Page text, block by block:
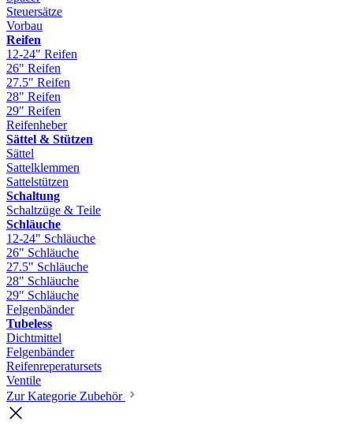
Steuersätze
Vorbau
Reifen
12-24" Reifen
26" Reifen
27.5" Reifen
28" Reifen
29" Reifen
Reifenheber
Sättel & Stützen
Sättel
Sattelklemmen
Sattelstützen
Schaltung
Schaltzüge & Teile
Schläuche
12-24" Schläuche
26" Schläuche
27.5" Schläuche
28" Schläuche
29" Schläuche
Felgenbänder
Tubeless
Dichtmittel
Felgenbänder
Reifenreperatursets
Ventile
Zur Kategorie Zubehör